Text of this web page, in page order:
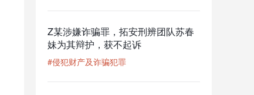
Z某涉嫌诈骗罪，拓安刑辨团队苏春
妹为其辩护，获不起诉
#侵犯财产及诈骗犯罪